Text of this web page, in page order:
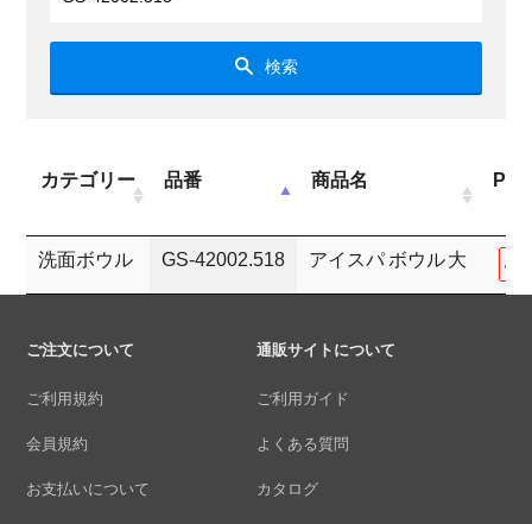
検索
カテゴリー 品番 商品名 PDF
洗面ボウル GS-42002.518 アイスパ ボウル 大
ご注文について
ご利用規約
会員規約
お支払いについて
通販サイトについて
ご利用ガイド
よくある質問
カタログ